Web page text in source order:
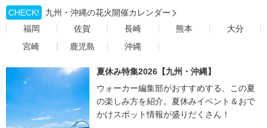
CHECK!
九州・沖縄の花火開催カレンダー
福岡
佐賀 長崎 熊本
大分
宮崎
鹿児島 沖縄
夏休み特集2026【九州・沖縄】
ウォーカー編集部がおすすめする、この夏
の楽しみ方を紹介。夏休みイベント＆おで
かけスポット情報が盛りだくさん！